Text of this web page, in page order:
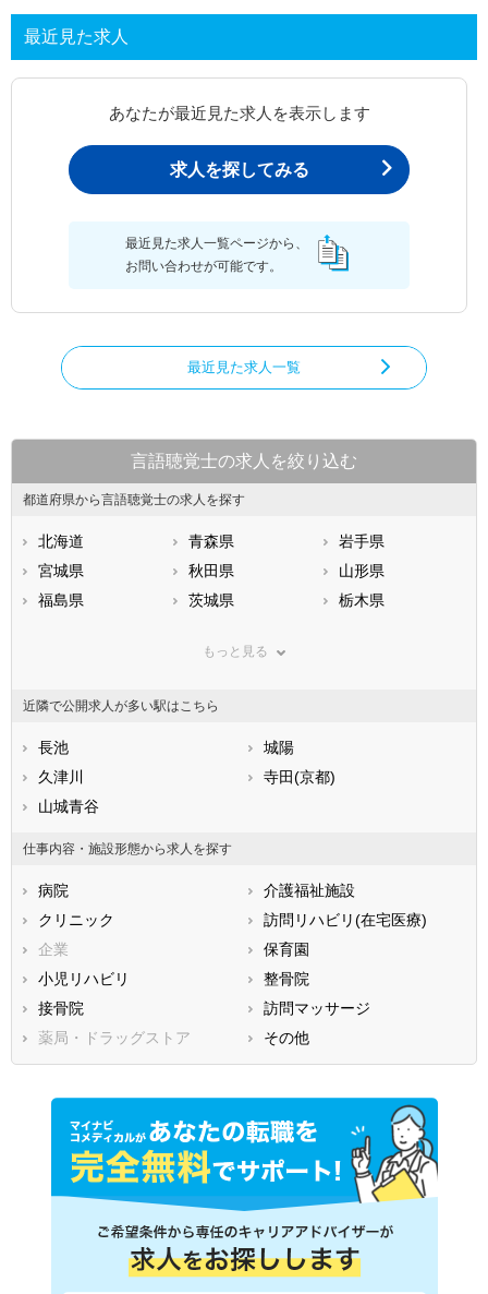
最近見た求人
あなたが最近見た求人を表示します
求人を探してみる
最近見た求人一覧ページから、
お問い合わせが可能です。
最近見た求人一覧
言語聴覚士の求人を絞り込む
都道府県から言語聴覚士の求人を探す
北海道 青森県
岩手県
宮城県
秋田県
山形県
福島県
茨城県
栃木県
神奈川県
石川県
福井県
静岡県
滋賀県
兵庫県
香川県
高知県
福岡県
長崎県
熊本県
鹿児島県
もっと見る
近隣で公開求人が多い駅はこちら
長池
城陽
久津川
寺田(京都)
山城青谷
仕事内容・施設形態から求人を探す
病院
介護福祉施設
クリニック
訪問リハビリ(在宅医療)
企業
保育園
小児リハビリ
整骨院
接骨院
訪問マッサージ
薬局・ドラッグストア
その他